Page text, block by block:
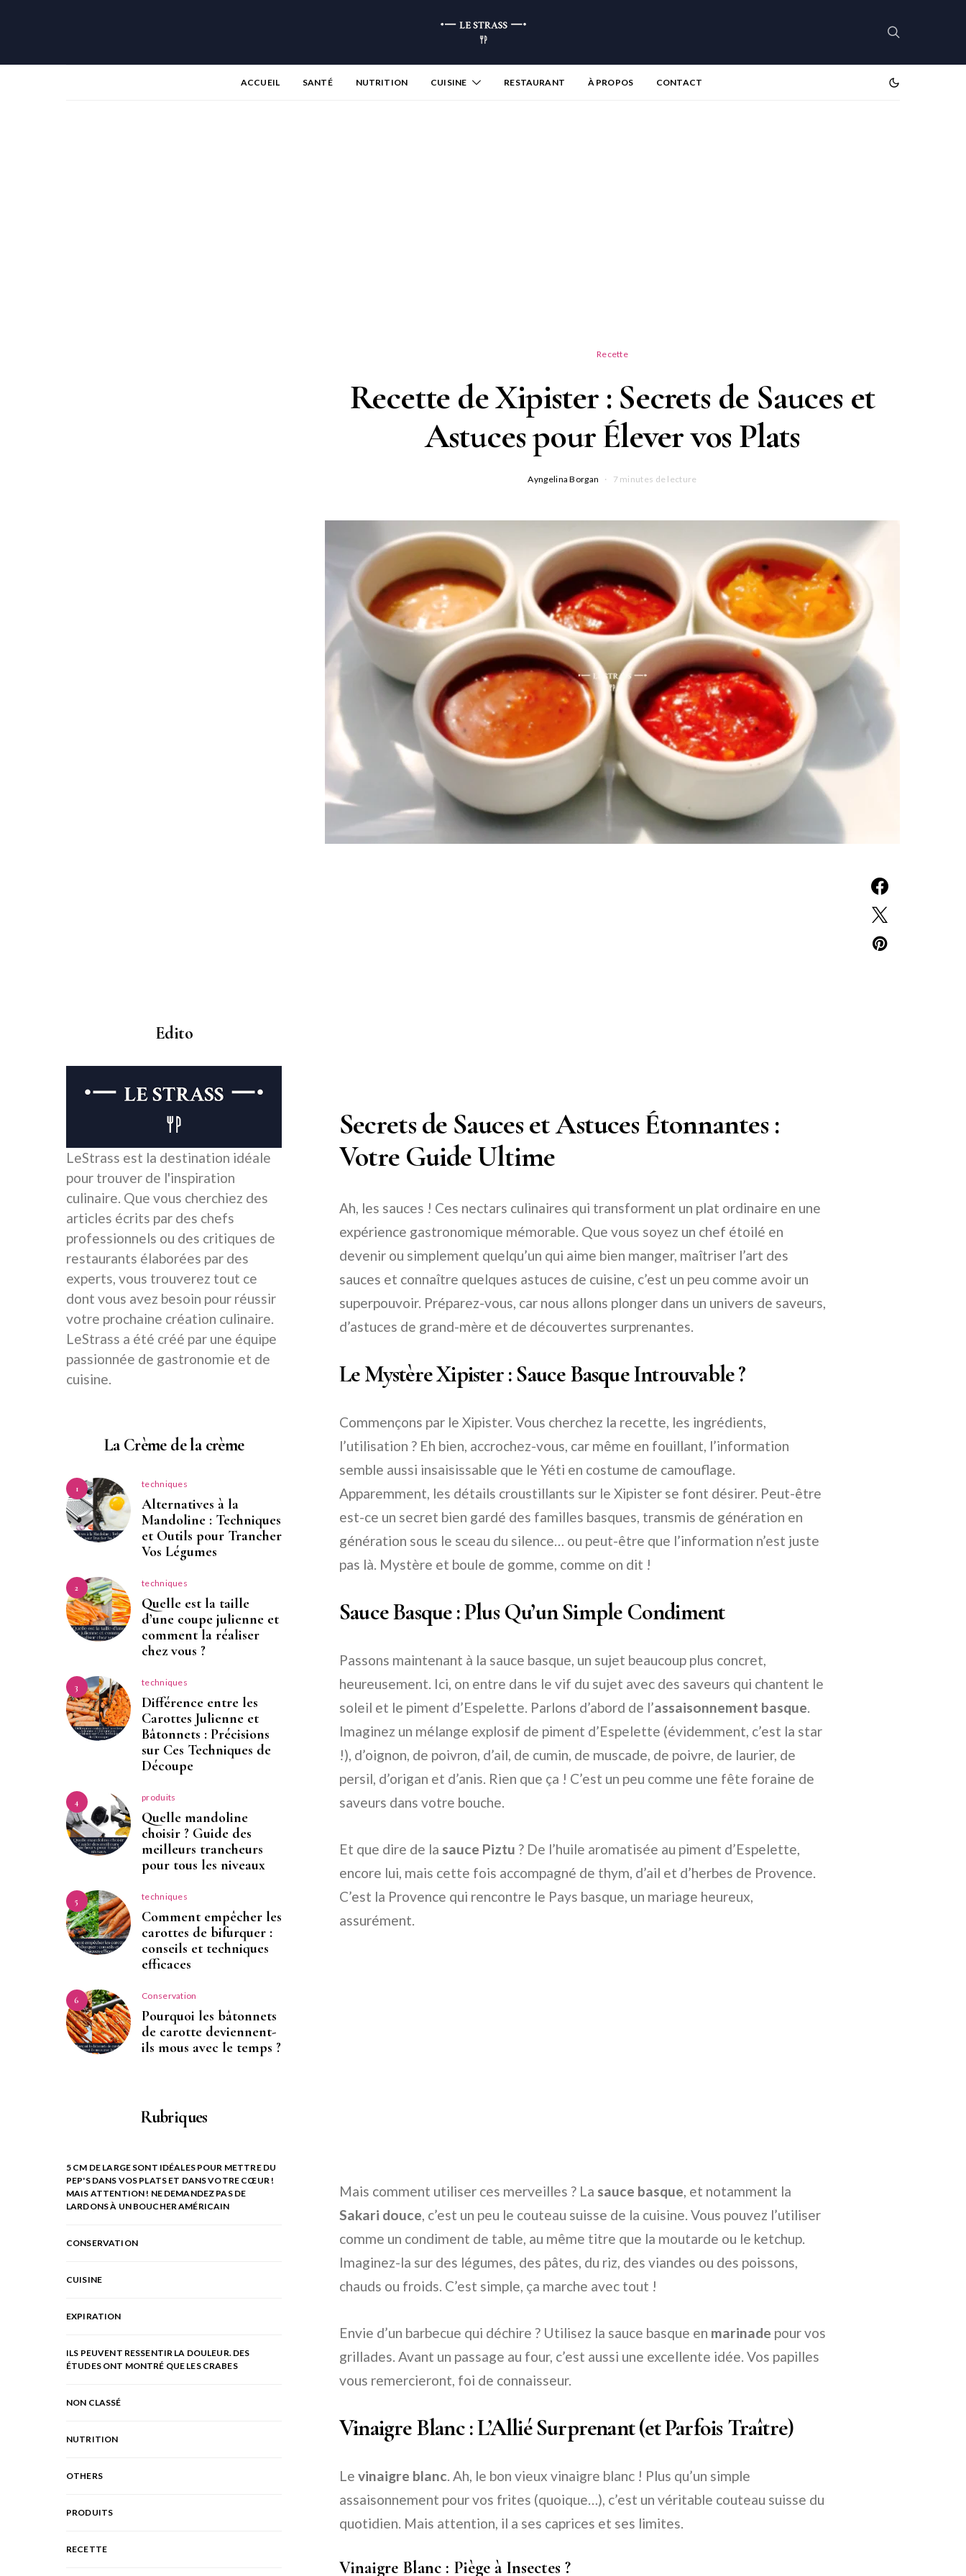
ACCUEIL SANTÉ NUTRITION CUISINE RESTAURANT À PROPOS CONTACT
Recette
Recette de Xipister : Secrets de Sauces et
Astuces pour Élever vos Plats
Ayngelina Borgan 7 minutes de lecture
Secrets de Sauces et Astuces Étonnantes :
Votre Guide Ultime
Ah, les sauces ! Ces nectars culinaires qui transforment un plat ordinaire en une
expérience gastronomique mémorable. Que vous soyez un chef étoilé en
devenir ou simplement quelqu’un qui aime bien manger, maîtriser l’art des
sauces et connaître quelques astuces de cuisine, c’est un peu comme avoir un
superpouvoir. Préparez-vous, car nous allons plonger dans un univers de saveurs,
d’astuces de grand-mère et de découvertes surprenantes.
Le Mystère Xipister : Sauce Basque Introuvable ?
Commençons par le Xipister. Vous cherchez la recette, les ingrédients,
l’utilisation ? Eh bien, accrochez-vous, car même en fouillant, l’information
semble aussi insaisissable que le Yéti en costume de camouflage.
Apparemment, les détails croustillants sur le Xipister se font désirer. Peut-être
est-ce un secret bien gardé des familles basques, transmis de génération en
génération sous le sceau du silence… ou peut-être que l’information n’est juste
pas là. Mystère et boule de gomme, comme on dit !
Sauce Basque : Plus Qu’un Simple Condiment
Passons maintenant à la sauce basque, un sujet beaucoup plus concret,
heureusement. Ici, on entre dans le vif du sujet avec des saveurs qui chantent le
soleil et le piment d’Espelette. Parlons d’abord de l’assaisonnement basque.
Imaginez un mélange explosif de piment d’Espelette (évidemment, c’est la star
!), d’oignon, de poivron, d’ail, de cumin, de muscade, de poivre, de laurier, de
persil, d’origan et d’anis. Rien que ça ! C’est un peu comme une fête foraine de
saveurs dans votre bouche.
Et que dire de la sauce Piztu ? De l’huile aromatisée au piment d’Espelette,
encore lui, mais cette fois accompagné de thym, d’ail et d’herbes de Provence.
C’est la Provence qui rencontre le Pays basque, un mariage heureux,
assurément.
Mais comment utiliser ces merveilles ? La sauce basque, et notamment la
Sakari douce, c’est un peu le couteau suisse de la cuisine. Vous pouvez l’utiliser
comme un condiment de table, au même titre que la moutarde ou le ketchup.
Imaginez-la sur des légumes, des pâtes, du riz, des viandes ou des poissons,
chauds ou froids. C’est simple, ça marche avec tout !
Envie d’un barbecue qui déchire ? Utilisez la sauce basque en marinade pour vos
grillades. Avant un passage au four, c’est aussi une excellente idée. Vos papilles
vous remercieront, foi de connaisseur.
Vinaigre Blanc : L’Allié Surprenant (et Parfois Traître)
Le vinaigre blanc. Ah, le bon vieux vinaigre blanc ! Plus qu’un simple
assaisonnement pour vos frites (quoique…), c’est un véritable couteau suisse du
quotidien. Mais attention, il a ses caprices et ses limites.
Vinaigre Blanc : Piège à Insectes ?
Edito
LeStrass est la destination idéale
pour trouver de l'inspiration
culinaire. Que vous cherchiez des
articles écrits par des chefs
professionnels ou des critiques de
restaurants élaborées par des
experts, vous trouverez tout ce
dont vous avez besoin pour réussir
votre prochaine création culinaire.
LeStrass a été créé par une équipe
passionnée de gastronomie et de
cuisine.
La Crème de la crème
1 techniques
Alternatives à la
Mandoline : Techniques
et Outils pour Trancher
Vos Légumes
2 techniques
Quelle est la taille
d’une coupe julienne et
comment la réaliser
chez vous ?
3 techniques
Différence entre les
Carottes Julienne et
Bâtonnets : Précisions
sur Ces Techniques de
Découpe
4 produits
Quelle mandoline
choisir ? Guide des
meilleurs trancheurs
pour tous les niveaux
5 techniques
Comment empêcher les
carottes de bifurquer :
conseils et techniques
efficaces
6 Conservation
Pourquoi les bâtonnets
de carotte deviennent-
ils mous avec le temps ?
Rubriques
5 CM DE LARGE SONT IDÉALES POUR METTRE DU
PEP'S DANS VOS PLATS ET DANS VOTRE CŒUR !
MAIS ATTENTION ! NE DEMANDEZ PAS DE
LARDONS À UN BOUCHER AMÉRICAIN
CONSERVATION
CUISINE
EXPIRATION
ILS PEUVENT RESSENTIR LA DOULEUR. DES
ÉTUDES ONT MONTRÉ QUE LES CRABES
NON CLASSÉ
NUTRITION
OTHERS
PRODUITS
RECETTE